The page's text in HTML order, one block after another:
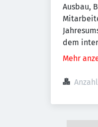
Ausbau,
dem
Mehr